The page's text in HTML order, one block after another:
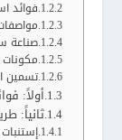
فوائد
صناعة
تسمين
أولاً:
ثانياً: